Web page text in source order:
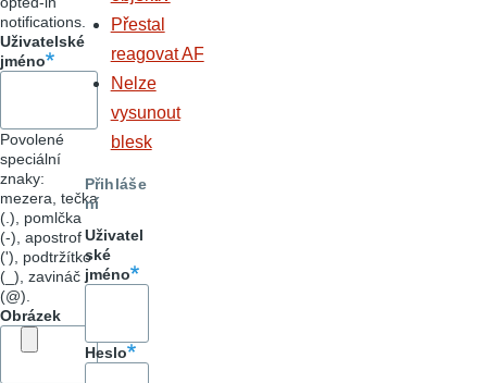
notifications.
Uživatelské
jméno
Povolené
speciální
znaky:
mezera, tečka
(.), pomlčka
(-), apostrof
('), podtržítko
(_), zavináč
(@).
Obrázek
Přestal
reagovat AF
Nelze
vysunout
blesk
Přihláše
ní
Uživatel
ské
jméno
Heslo